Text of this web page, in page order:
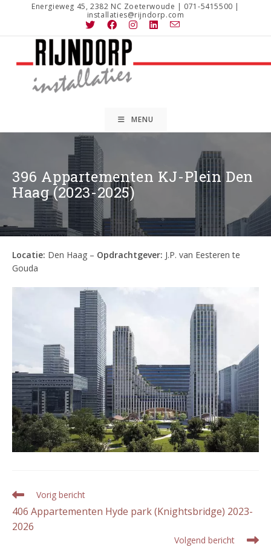
Energieweg 45, 2382 NC Zoeterwoude | 071-5415500 |
installaties@rijndorp.com
MENU
396 Appartementen KJ-Plein Den
Haag (2023-2025)
Locatie: Den Haag – Opdrachtgever: J.P. van Eesteren te
Gouda
Lees
artikelen
Vorig bericht
406 Appartementen Hyde park (Knightsbridge) 2023-
2026
Volgend bericht